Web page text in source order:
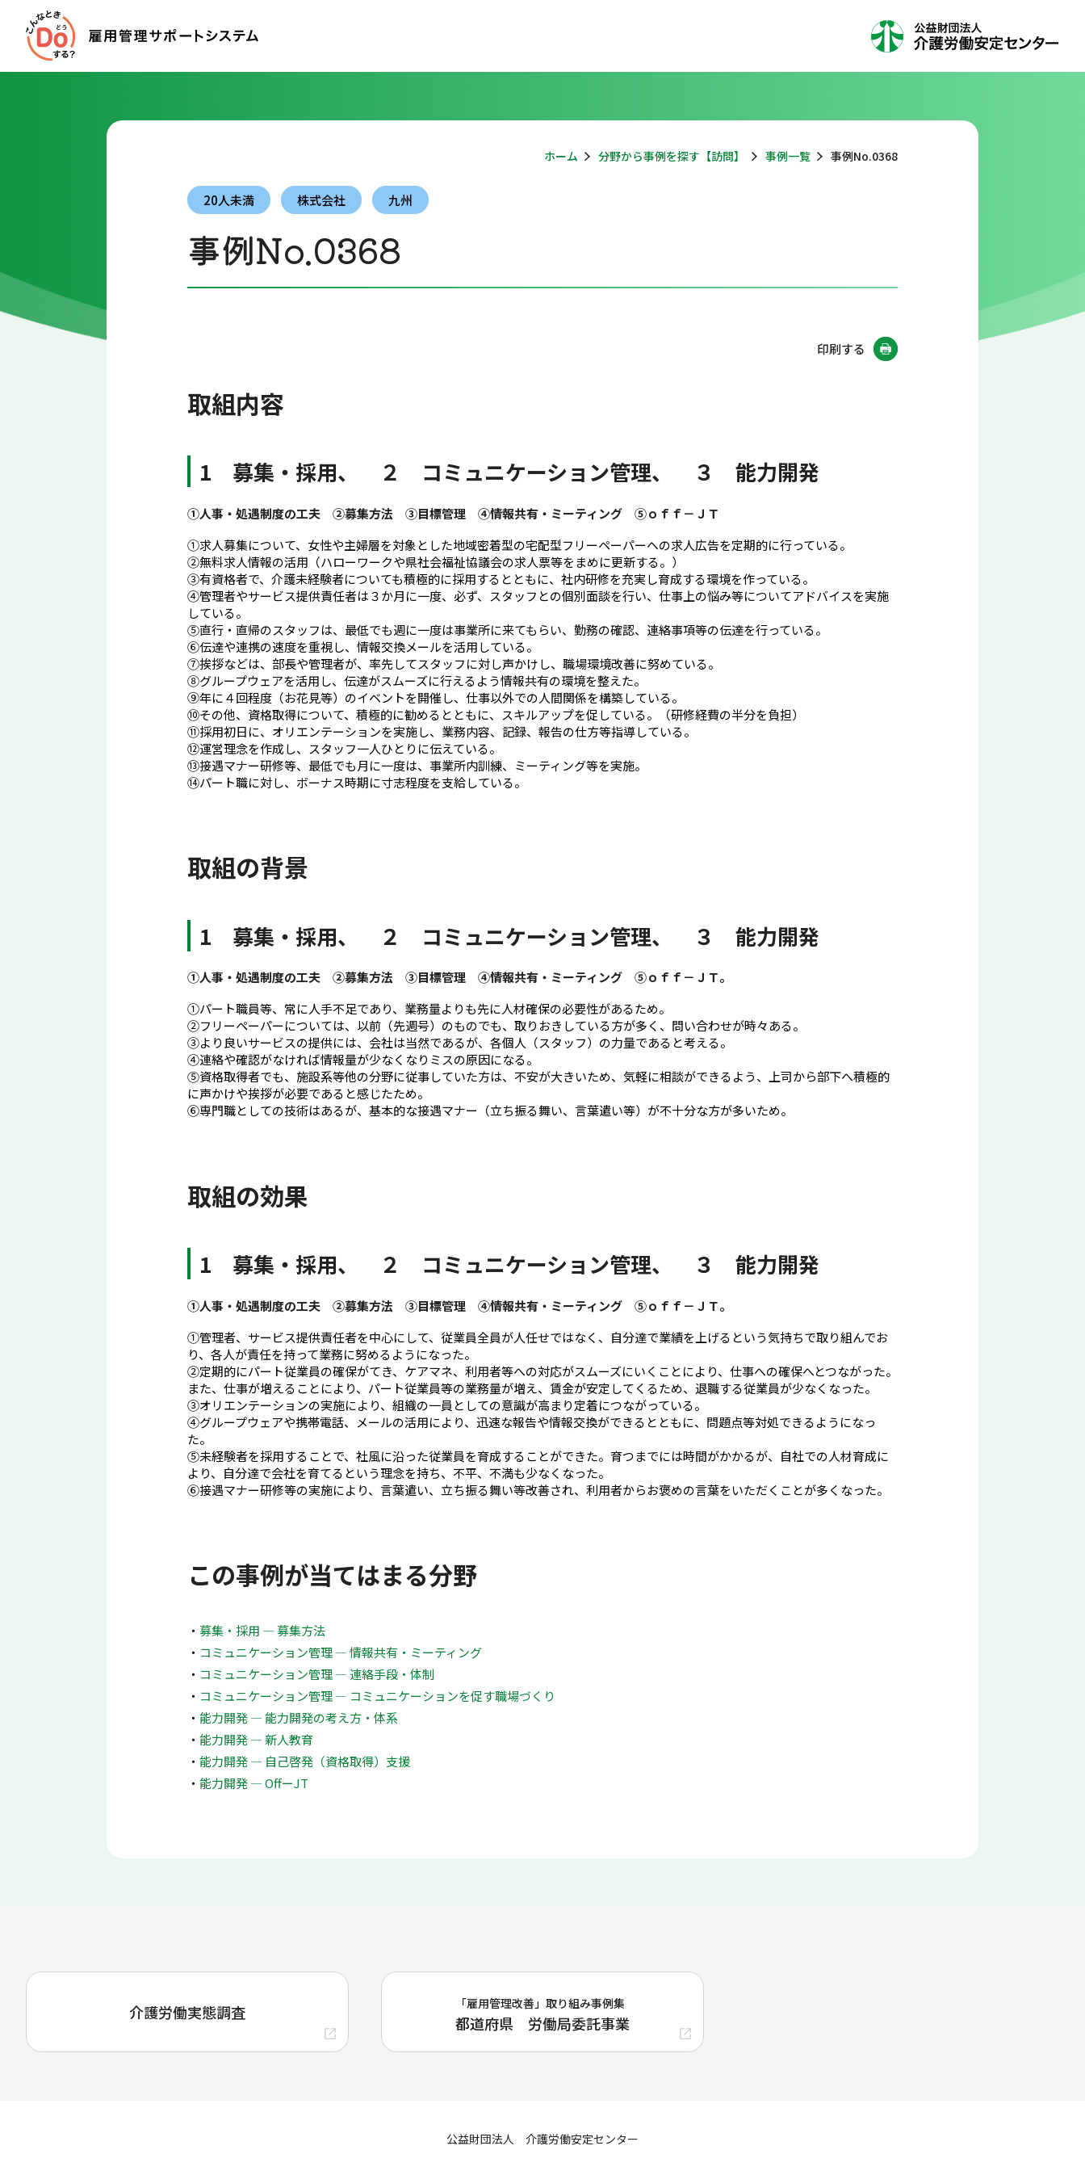
ホーム 分野から事例を探す【訪問】 事例一覧 事例No.0368
20人未満 株式会社 九州
事例No.0368
印刷する
取組内容
1 募集・採用、 ２ コミュニケーション管理、 ３ 能力開発
①人事・処遇制度の工夫 ②募集方法 ③目標管理 ④情報共有・ミーティング ⑤ｏｆｆ－ＪＴ
①求人募集について、女性や主婦層を対象とした地域密着型の宅配型フリーペーパーへの求人広告を定期的に行っている。
②無料求人情報の活用（ハローワークや県社会福祉協議会の求人票等をまめに更新する。）
③有資格者で、介護未経験者についても積極的に採用するとともに、社内研修を充実し育成する環境を作っている。
④管理者やサービス提供責任者は３か月に一度、必ず、スタッフとの個別面談を行い、仕事上の悩み等についてアドバイスを実施
している。
⑤直行・直帰のスタッフは、最低でも週に一度は事業所に来てもらい、勤務の確認、連絡事項等の伝達を行っている。
⑥伝達や連携の速度を重視し、情報交換メールを活用している。
⑦挨拶などは、部長や管理者が、率先してスタッフに対し声かけし、職場環境改善に努めている。
⑧グループウェアを活用し、伝達がスムーズに行えるよう情報共有の環境を整えた。
⑨年に４回程度（お花見等）のイベントを開催し、仕事以外での人間関係を構築している。
⑩その他、資格取得について、積極的に勧めるとともに、スキルアップを促している。（研修経費の半分を負担）
⑪採用初日に、オリエンテーションを実施し、業務内容、記録、報告の仕方等指導している。
⑫運営理念を作成し、スタッフ一人ひとりに伝えている。
⑬接遇マナー研修等、最低でも月に一度は、事業所内訓練、ミーティング等を実施。
⑭パート職に対し、ボーナス時期に寸志程度を支給している。
取組の背景
1 募集・採用、 ２ コミュニケーション管理、 ３ 能力開発
①人事・処遇制度の工夫 ②募集方法 ③目標管理 ④情報共有・ミーティング ⑤ｏｆｆ－ＪＴ。
①パート職員等、常に人手不足であり、業務量よりも先に人材確保の必要性があるため。
②フリーペーパーについては、以前（先週号）のものでも、取りおきしている方が多く、問い合わせが時々ある。
③より良いサービスの提供には、会社は当然であるが、各個人（スタッフ）の力量であると考える。
④連絡や確認がなければ情報量が少なくなりミスの原因になる。
⑤資格取得者でも、施設系等他の分野に従事していた方は、不安が大きいため、気軽に相談ができるよう、上司から部下へ積極的
に声かけや挨拶が必要であると感じたため。
⑥専門職としての技術はあるが、基本的な接遇マナー（立ち振る舞い、言葉遣い等）が不十分な方が多いため。
取組の効果
1 募集・採用、 ２ コミュニケーション管理、 ３ 能力開発
①人事・処遇制度の工夫 ②募集方法 ③目標管理 ④情報共有・ミーティング ⑤ｏｆｆ－ＪＴ。
①管理者、サービス提供責任者を中心にして、従業員全員が人任せではなく、自分達で業績を上げるという気持ちで取り組んでお
り、各人が責任を持って業務に努めるようになった。
②定期的にパート従業員の確保がてき、ケアマネ、利用者等への対応がスムーズにいくことにより、仕事への確保へとつながった。
また、仕事が増えることにより、パート従業員等の業務量が増え、賃金が安定してくるため、退職する従業員が少なくなった。
③オリエンテーションの実施により、組織の一員としての意識が高まり定着につながっている。
④グループウェアや携帯電話、メールの活用により、迅速な報告や情報交換ができるとともに、問題点等対処できるようになっ
た。
⑤未経験者を採用することで、社風に沿った従業員を育成することができた。育つまでには時間がかかるが、自社での人材育成に
より、自分達で会社を育てるという理念を持ち、不平、不満も少なくなった。
⑥接遇マナー研修等の実施により、言葉遣い、立ち振る舞い等改善され、利用者からお褒めの言葉をいただくことが多くなった。
この事例が当てはまる分野
募集・採用 ― 募集方法
コミュニケーション管理 ― 情報共有・ミーティング
コミュニケーション管理 ― 連絡手段・体制
コミュニケーション管理 ― コミュニケーションを促す職場づくり
能力開発 ― 能力開発の考え方・体系
能力開発 ― 新人教育
能力開発 ― 自己啓発（資格取得）支援
能力開発 ― OffーJT
介護労働実態調査 「雇用管理改善」取り組み事例集
都道府県 労働局委託事業
公益財団法人 介護労働安定センター